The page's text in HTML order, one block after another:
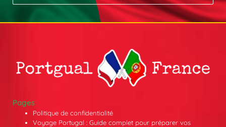
Pages
Politique de confidentialité
Voyage Portugal : Guide complet pour préparer vos